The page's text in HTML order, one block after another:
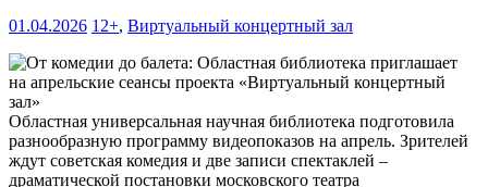
01.04.2026 12+, Виртуальный концертный зал
Областная универсальная научная библиотека подготовила
разнообразную программу видеопоказов на апрель. Зрителей
ждут советская комедия и две записи спектаклей –
драматической постановки московского театра